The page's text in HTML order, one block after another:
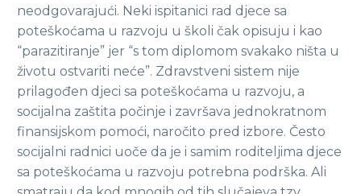
neodgovarajući. Neki ispitanici rad djece sa
poteškoćama u razvoju u školi čak opisuju i kao
“parazitiranje” jer “s tom diplomom svakako ništa u
životu ostvariti neće”. Zdravstveni sistem nije
prilagođen djeci sa poteškoćama u razvoju, a
socijalna zaštita počinje i završava jednokratnom
finansijskom pomoći, naročito pred izbore. Često
socijalni radnici uoče da je i samim roditeljima djece
sa poteškoćama u razvoju potrebna podrška. Ali